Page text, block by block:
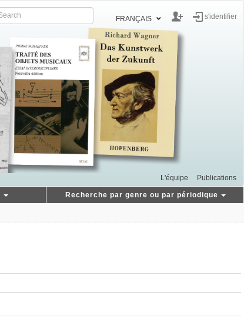
FRANÇAIS s'identifier
L'équipe Publications
Recherche par genre ou par périodique